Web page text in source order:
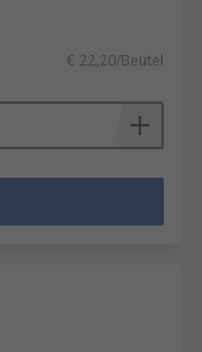
€ 22,20/Beutel